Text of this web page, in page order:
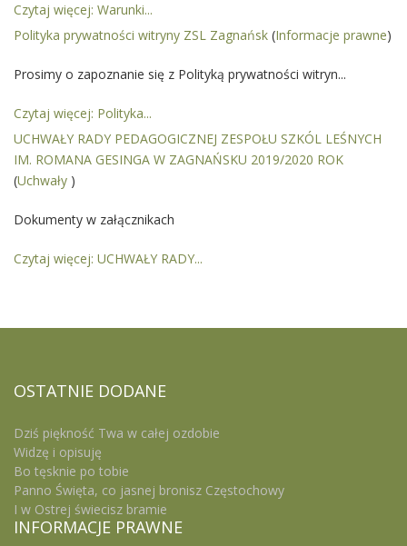
Czytaj więcej: Warunki...
Polityka prywatności witryny ZSL Zagnańsk (Informacje prawne)
Prosimy o zapoznanie się z Polityką prywatności witryn...
Czytaj więcej: Polityka...
UCHWAŁY RADY PEDAGOGICZNEJ ZESPOŁU SZKÓL LEŚNYCH
IM. ROMANA GESINGA W ZAGNAŃSKU 2019/2020 ROK
(Uchwały )
Dokumenty w załącznikach
Czytaj więcej: UCHWAŁY RADY...
OSTATNIE DODANE
Dziś piękność Twa w całej ozdobie
Widzę i opisuję
Bo tęsknie po tobie
Panno Święta, co jasnej bronisz Częstochowy
I w Ostrej świecisz bramie
INFORMACJE PRAWNE